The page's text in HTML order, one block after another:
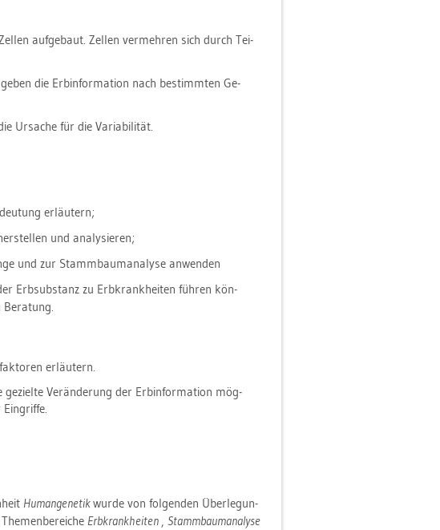
auf­ge­baut. Zel­len ver­meh­ren sich durch Tei­
die Erb­in­for­ma­ti­on nach be­stimm­ten Ge­
Ur­sa­che für die Va­ria­bi­li­tät.
er­läu­tern;
und ana­ly­sie­ren;
und zur Stamm­baum­ana­ly­se an­wen­den
Erb­sub­stanz zu Erb­krank­hei­ten füh­ren kön­
Be­ra­tung.
er­läu­tern.
ge­ziel­te Ver­än­de­rung der Erb­in­for­ma­ti­on mög­
Hu­man­ge­ne­tikwurde von fol­gen­den Über­le­gun­
Erb­krank­hei­ten , Stamm­baum­ana­ly­se